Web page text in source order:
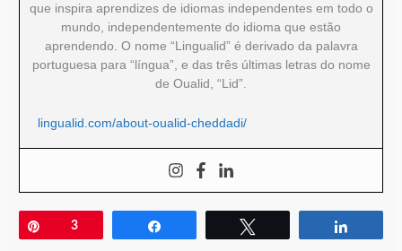
que inspira aprendizes de idiomas independentes em todo o
mundo, independentemente do idioma que estão
aprendendo. O nome “Lingualid” é derivado da palavra
portuguesa para “língua”, e das três últimas letras do nome
de Oualid, “Lid”.
lingualid.com/about-oualid-cheddadi/
3 Compartilhar